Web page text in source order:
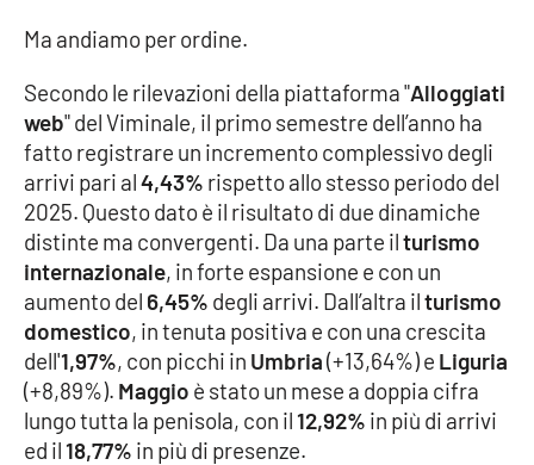
Food
Storie
LAC
NETWORK
Lacplay.it
Lactv.it
Laconair.it
Lacitymag.it
Ma andiamo per ordine.
Secondo le rilevazioni della piattaforma "Alloggiati
web" del Viminale, il primo semestre dell’anno ha
fatto registrare un incremento complessivo degli
arrivi pari al4,43% rispetto allo stesso periodo del
2025. Questo dato è il risultato di due dinamiche
distinte ma convergenti. Da una parte ilturismo
internazionale, in forte espansione e con un
aumento del 6,45% degli arrivi. Dall’altra ilturismo
domestico, in tenuta positiva e con una crescita
dell'1,97%, con picchi in Umbria(+13,64%) e Liguria
(+8,89%). Maggio è stato un mese a doppia cifra
lungo tutta la penisola, con il12,92% in più di arrivi
ed il18,77% in più di presenze.